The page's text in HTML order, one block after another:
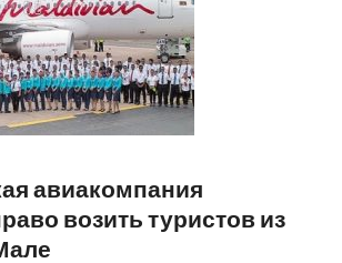
авиакомпания
возить туристов из